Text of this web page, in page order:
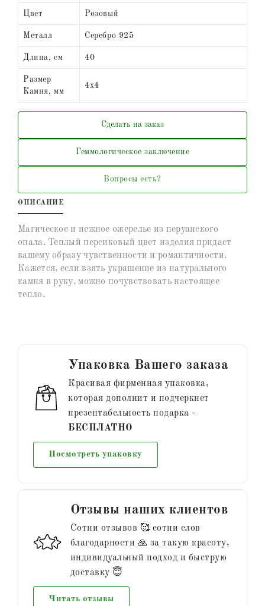
Цвет Розовый
Металл Серебро 925
Длина, см 40
Размер
Камня, мм
4х4
Сделать на заказ
Геммологическое заключение
Вопросы есть?
ОПИСАНИЕ
Магическое и нежное ожерелье из перуанского
опала. Теплый персиковый цвет изделия придаст
вашему образу чувственности и романтичности.
Кажется, если взять украшение из натурального
камня в руку, можно почувствовать настоящее
тепло.
Упаковка Вашего заказа
Красивая фирменная упаковка,
которая дополнит и подчеркнет
презентабельность подарка -
БЕСПЛАТНО
Посмотреть упаковку
Отзывы наших клиентов
Сотни отзывов 🥰 сотни слов
благодарности 🙏 за такую красоту,
индивидуальный подход и быструю
доставку 😇
Читать отзывы